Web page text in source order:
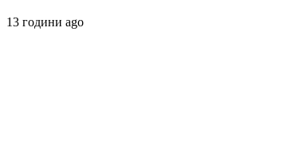
13 години ago